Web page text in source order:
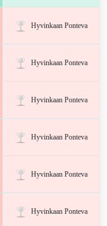
Hyvinkaan Ponteva
Hyvinkaan Ponteva
Hyvinkaan Ponteva
Hyvinkaan Ponteva
Hyvinkaan Ponteva
Hyvinkaan Ponteva